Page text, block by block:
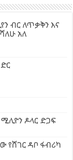
ብር ለጥቃቅን እና
አለ
ዶላር ድጋፍ
የሸገር ዳቦ ፋብሪካ